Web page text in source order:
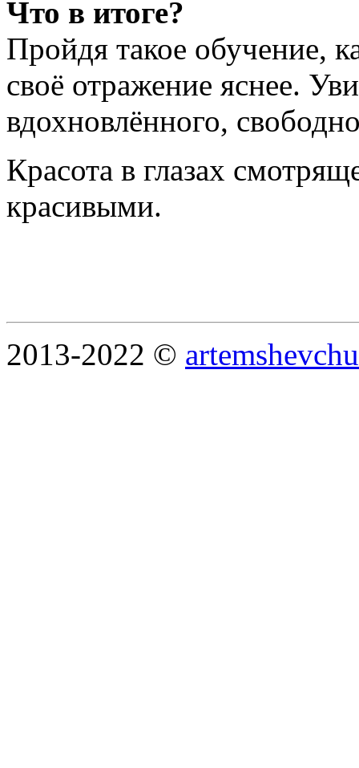
Что в итоге?
Пройдя такое обучение,
своё отражение яснее.
вдохновлённого,
Красота в глазах
красивыми.
2013-2022 ©